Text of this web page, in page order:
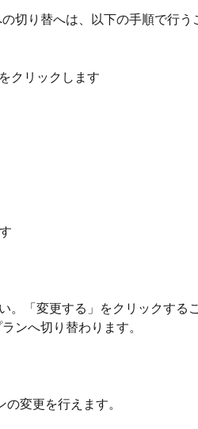
切り替へは、以下の手順で行う
クリックします
ンへ切り替わります。
変更を行えます。